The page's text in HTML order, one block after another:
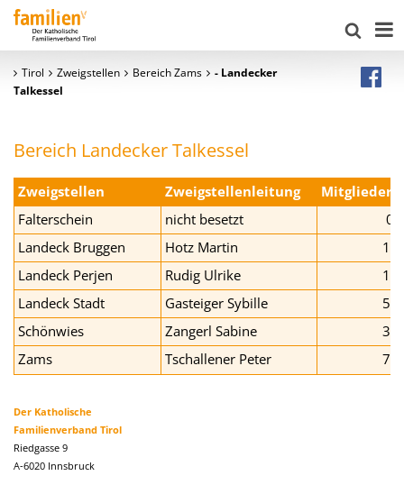
Tirol Zweigstellen Bereich Zams
- Landecker
Talkessel
Bereich Landecker Talkessel
Zweigstellen Zweigstellenleitung
Mitglieder
Falterschein
nicht besetzt
0
Landeck Bruggen
Hotz Martin
14
Landeck Perjen
Rudig Ulrike
13
Landeck Stadt
Gasteiger Sybille
52
Schönwies
Zangerl Sabine
34
Zams
Tschallener Peter 75
Der Katholische
Familienverband Tirol
Riedgasse 9
A-6020 Innsbruck